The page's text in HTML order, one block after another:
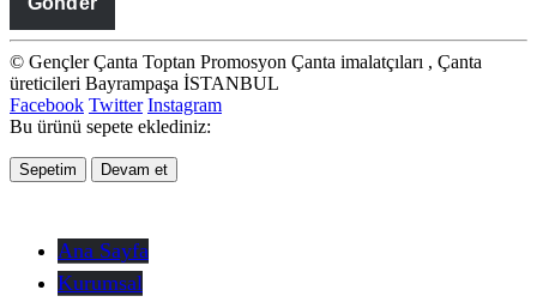
© Gençler Çanta Toptan Promosyon Çanta imalatçıları , Çanta
üreticileri Bayrampaşa İSTANBUL
Facebook Twitter Instagram
Bu ürünü sepete eklediniz:
Sepetim Devam et
Ana Sayfa
Kurumsal